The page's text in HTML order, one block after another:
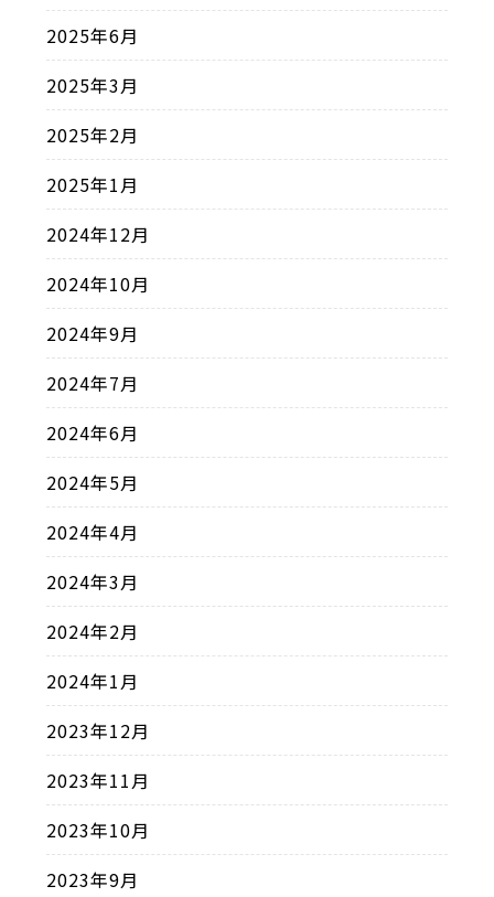
2025年6月
2025年3月
2025年2月
2025年1月
2024年12月
2024年10月
2024年9月
2024年7月
2024年6月
2024年5月
2024年4月
2024年3月
2024年2月
2024年1月
2023年12月
2023年11月
2023年10月
2023年9月